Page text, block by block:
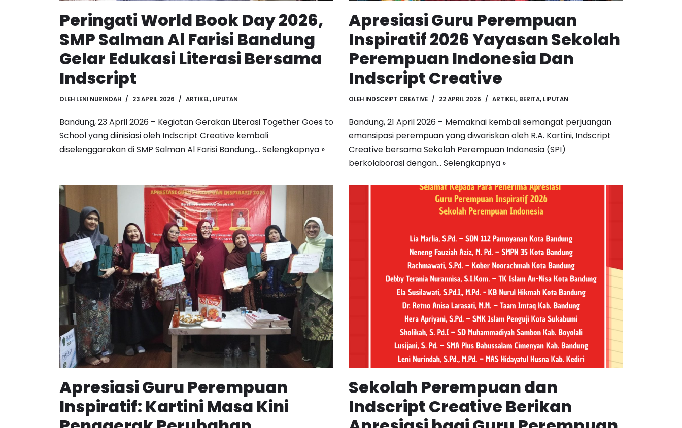
Peringati World Book Day 2026,
SMP Salman Al Farisi Bandung
Gelar Edukasi Literasi Bersama
Indscript
OLEH LENI NURINDAH 23 APRIL 2026 ARTIKEL, LIPUTAN
Bandung, 23 April 2026 – Kegiatan Gerakan Literasi Together Goes to
School yang diinisiasi oleh Indscript Creative kembali
diselenggarakan di SMP Salman Al Farisi Bandung,… Selengkapnya »
Apresiasi Guru Perempuan
Inspiratif 2026 Yayasan Sekolah
Perempuan Indonesia Dan
Indscript Creative
OLEH INDSCRIPT CREATIVE 22 APRIL 2026 ARTIKEL, BERITA, LIPUTAN
Bandung, 21 April 2026 – Memaknai kembali semangat perjuangan
emansipasi perempuan yang diwariskan oleh R.A. Kartini, Indscript
Creative bersama Sekolah Perempuan Indonesia (SPI)
berkolaborasi dengan… Selengkapnya »
Apresiasi Guru Perempuan
Inspiratif: Kartini Masa Kini
Sekolah Perempuan dan
Indscript Creative Berikan